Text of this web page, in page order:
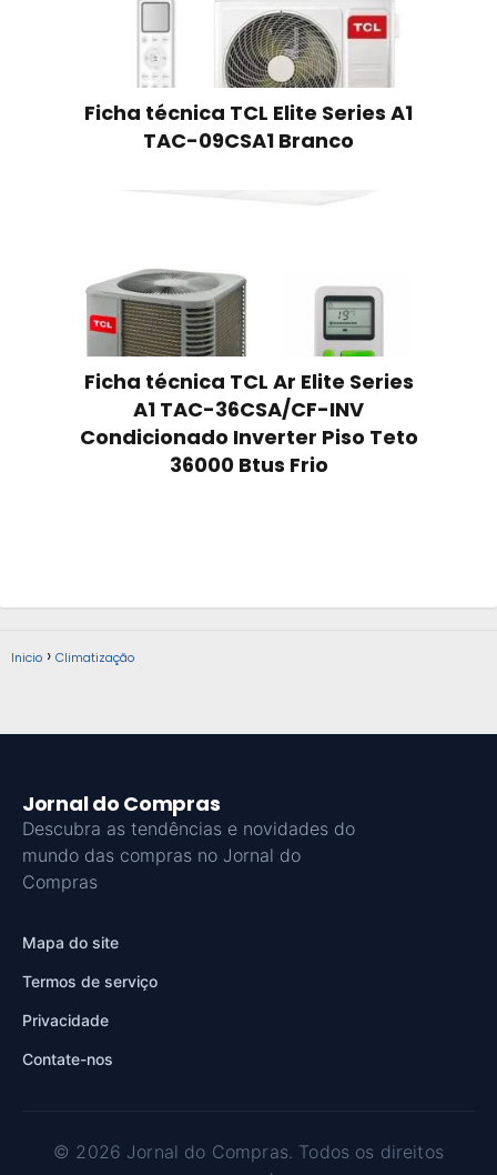
Ficha técnica TCL Elite Series A1
TAC-09CSA1 Branco
Ficha técnica TCL Ar Elite Series
A1 TAC-36CSA/CF-INV
Condicionado Inverter Piso Teto
36000 Btus Frio
Inicio Climatização
Jornal do Compras
Descubra as tendências e novidades do
mundo das compras no Jornal do
Compras
Mapa do site
Termos de serviço
Privacidade
Contate-nos
© 2026 Jornal do Compras. Todos os direitos